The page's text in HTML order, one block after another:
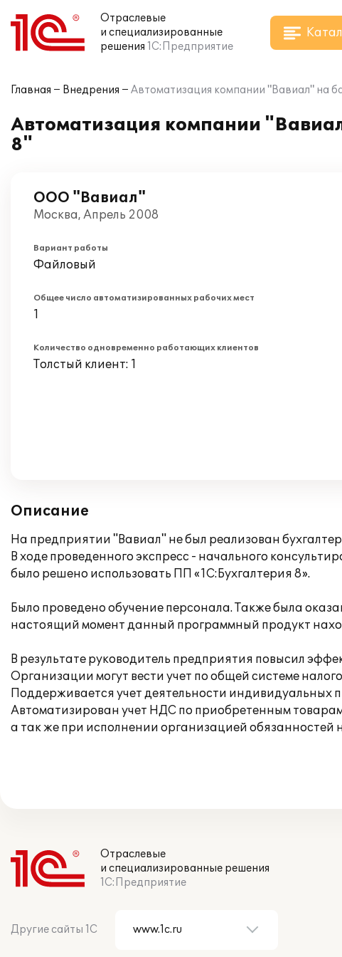
Отраслевые
и специализированные
решения 1С:Предприятие
Главная Внедрения Автоматизация компании "Вавиал" на
Автоматизация компании
8"
ООО "Вавиал"
Москва, Апрель 2008
Вариант работы
Файловый
Общее число автоматизированных рабочих мест
1
Количество одновременно работающих клиентов
Толстый клиент: 1
Описание
На предприятии "Вавиал" не был реализован
В ходе проведенного экспресс - начального
было решено использовать ПП «1С:Бухгалтерия 8».
Было проведено обучение персонала. Также была
настоящий момент данный программный продукт
В результате руководитель предприятия повысил
Организации могут вести учет по общей системе
Поддерживается учет деятельности
Автоматизирован учет НДС по приобретенным
а так же при исполнении организацией обязанностей
Отраслевые
и специализированные решения
1С:Предприятие
Другие сайты 1С